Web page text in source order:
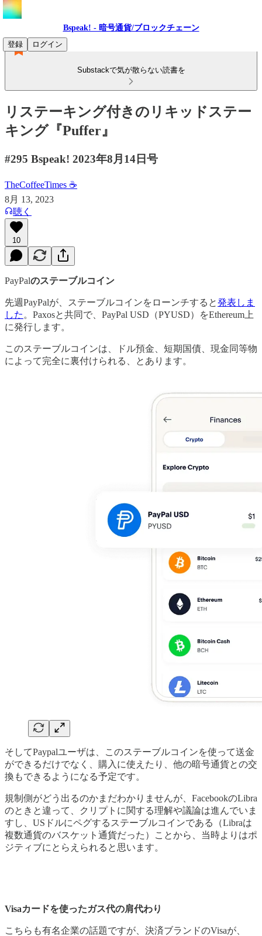
Bspeak! - 暗号通貨/ブロックチェーン
登録
ログイン
Substackで気が散らない読書を
リステーキング付きのリキッドステー
キング『Puffer』
#295 Bspeak! 2023年8月14日号
TheCoffeeTimes ☕
8月 13, 2023
聴く
10
PayPalのステーブルコイン
先週PayPalが、ステーブルコインをローンチすると発表しま
した 。Paxosと共同で、PayPal USD（PYUSD）をEthereum上
に発行します。
このステーブルコインは、ドル預金、短期国債、現金同等物
によって完全に裏付けられる、とあります。
そしてPaypalユーザは、このステーブルコインを使って送金
ができるだけでなく、購入に使えたり、他の暗号通貨との交
換もできるようになる予定です。
規制側がどう出るのかまだわかりませんが、FacebookのLibra
のときと違って、クリプトに関する理解や議論は進んでいま
すし、USドルにペグするステーブルコインである（Libraは
複数通貨のバスケット通貨だった）ことから、当時よりはポ
ジティブにとらえられると思います。
Visaカードを使ったガス代の肩代わり
こちらも有名企業の話題ですが、決済ブランドのVisaが、